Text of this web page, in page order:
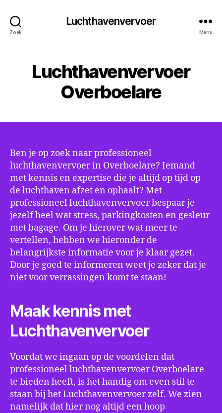
Zoek
Luchthavenvervoer
Menu
Luchthavenvervoer
Overboelare
Ben je op zoek naar professioneel
luchthavenvervoer in Overboelare? Iemand
met kennis en expertise die je altijd op tijd op
de luchthaven afzet en ophaalt? Met
professioneel luchthavenvervoer bespaar je
jezelf heel wat stress, parkingkosten en gesleur
met bagage. Om je hierover wat meer te
vertellen, hebben we hieronder de
belangrijkste informatie voor je klaar gezet.
Door je goed te informeren weet je zeker dat je
niet voor verrassingen komt te staan!
Maak kennis met
Luchthavenvervoer
Voordat we ingaan op de voordelen dat
professioneel luchthavenvervoer Overboelare
te bieden heeft, is het handig om even stil te
staan bij het Luchthavenvervoer zelf. We zien
namelijk dat hier nog altijd een hoop